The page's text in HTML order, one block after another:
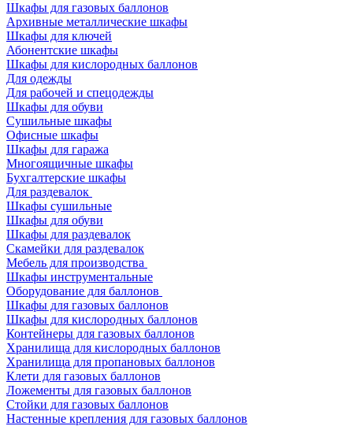
Шкафы для газовых баллонов
Архивные металлические шкафы
Шкафы для ключей
Абонентские шкафы
Шкафы для кислородных баллонов
Для одежды
Для рабочей и спецодежды
Шкафы для обуви
Сушильные шкафы
Офисные шкафы
Шкафы для гаража
Многоящичные шкафы
Бухгалтерские шкафы
Для раздевалок
Шкафы сушильные
Шкафы для обуви
Шкафы для раздевалок
Скамейки для раздевалок
Мебель для производства
Шкафы инструментальные
Оборудование для баллонов
Шкафы для газовых баллонов
Шкафы для кислородных баллонов
Контейнеры для газовых баллонов
Хранилища для кислородных баллонов
Хранилища для пропановых баллонов
Клети для газовых баллонов
Ложементы для газовых баллонов
Стойки для газовых баллонов
Настенные крепления для газовых баллонов